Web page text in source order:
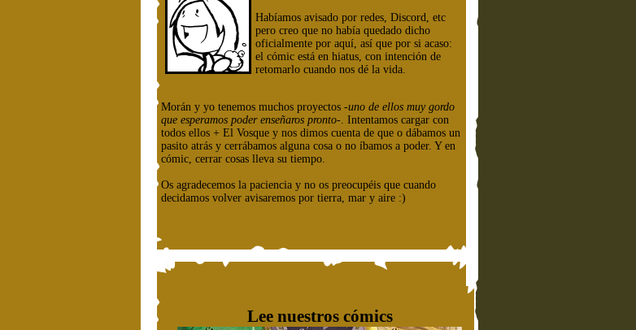
Habíamos avisado por redes, Discord, etc
pero creo que no había quedado dicho
oficialmente por aquí, así que por si acaso:
el cómic está en hiatus, con intención de
retomarlo cuando nos dé la vida.
Morán y yo tenemos muchos proyectos -uno de ellos muy gordo
que esperamos poder enseñaros pronto-. Intentamos cargar con
todos ellos + El Vosque y nos dimos cuenta de que o dábamos un
pasito atrás y cerrábamos alguna cosa o no íbamos a poder. Y en
cómic, cerrar cosas lleva su tiempo.
Os agradecemos la paciencia y no os preocupéis que cuando
decidamos volver avisaremos por tierra, mar y aire :)
Lee nuestros cómics